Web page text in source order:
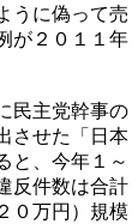
うに偽って売
が２０１１年
民主党幹事の
させた「日本
と、今年１～
反件数は合計
０万円）規模